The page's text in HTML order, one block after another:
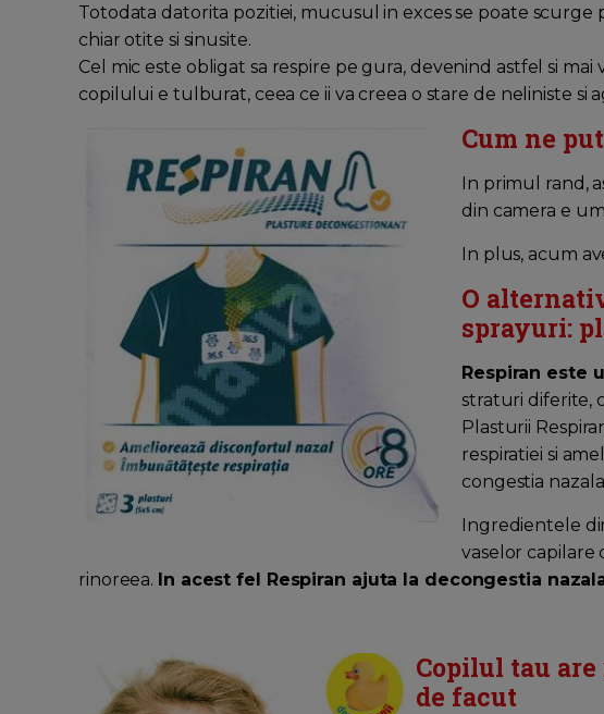
Totodata datorita pozitiei, mucusul in exces se poate scurge
chiar otite si sinusite.
Cel mic este obligat sa respire pe gura, devenind astfel si
copilului e tulburat, ceea ce ii va creea o stare de neliniste si
Cum ne
In primul rand,
din camera e
In plus, acum
O
sprayuri:
Respiran este
straturi diferite,
Plasturii
respiratiei si
congestia
Ingredientele
vaselor capilare
rinoreea. In acest fel Respiran ajuta la decongestia
Copilul tau
de facut